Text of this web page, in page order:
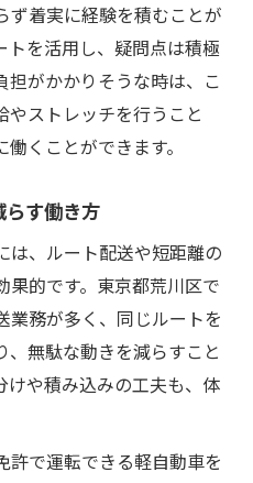
ず着実に経験を積むことが
トを活用し、疑問点は積極
担がかかりそうな時は、こ
やストレッチを行うこと
くことができます。
す働き方
は、ルート配送や短距離の
果的です。東京都荒川区で
業務が多く、同じルートを
無駄な動きを減らすこと
けや積み込みの工夫も、体
許で運転できる軽自動車を